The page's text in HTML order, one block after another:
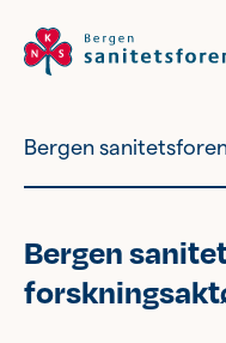
Vil du bli frivillig?
Vil du bli frivillig?
Bli medlem
Bergen
Bergen